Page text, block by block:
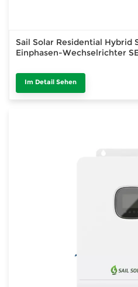
Sail Solar Residential Hybrid
Einphasen-Wechselrichter
Im Detail Sehen